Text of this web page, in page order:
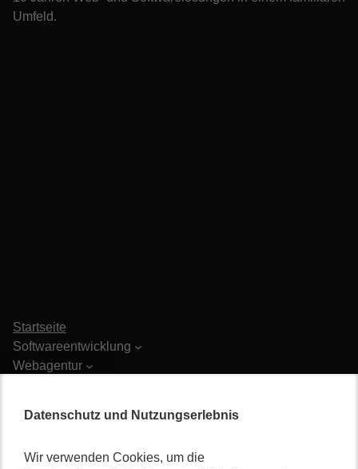
Datenschutz und Nutzungserlebnis
Wir verwenden Cookies, um die
Umfeld.
Startseite
Softwareentwicklung
Webagentur
Suchmaschinenoptimierung
Google Fonts – Wir helfen!